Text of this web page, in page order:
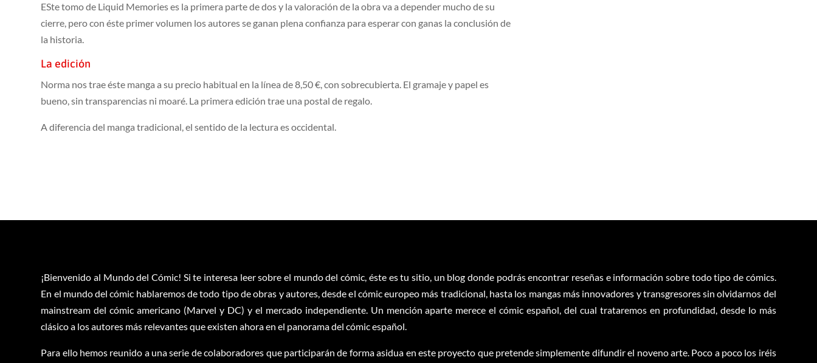
ESte tomo de Liquid Memories es la primera parte de dos y la valoración de la obra va a depender mucho de su
cierre, pero con éste primer volumen los autores se ganan plena confianza para esperar con ganas la conclusión de
la historia.
La edición
Norma nos trae éste manga a su precio habitual en la línea de 8,50 €, con sobrecubierta. El gramaje y papel es
bueno, sin transparencias ni moaré. La primera edición trae una postal de regalo.
A diferencia del manga tradicional, el sentido de la lectura es occidental.
¡Bienvenido al Mundo del Cómic! Si te interesa leer sobre el mundo del cómic, éste es tu sitio, un blog donde podrás encontrar reseñas e información sobre todo tipo de cómics.
En el mundo del cómic hablaremos de todo tipo de obras y autores, desde el cómic europeo más tradicional, hasta los mangas más innovadores y transgresores sin olvidarnos del
mainstream del cómic americano (Marvel y DC) y el mercado independiente. Un mención aparte merece el cómic español, del cual trataremos en profundidad, desde lo más
clásico a los autores más relevantes que existen ahora en el panorama del cómic español.
Para ello hemos reunido a una serie de colaboradores que participarán de forma asidua en este proyecto que pretende simplemente difundir el noveno arte. Poco a poco los iréis